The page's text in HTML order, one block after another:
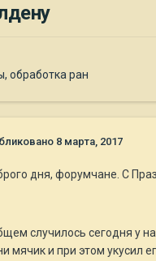
обработка ран
8 марта, 2017
дня, форумчане. С
случилось сегодня у
мячик и при этом укусил